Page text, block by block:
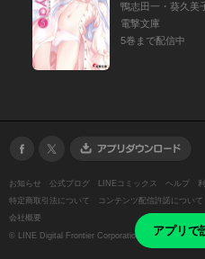
アプリで
鴨志田一・葵久美
電撃文庫
5巻まで配信中
お知らせ 公式ブログ LINEコミックス ヘルプ
特定商取引法について
コンテンツ配信許諾について
会社概要
© LINE Digital Frontier Corporation